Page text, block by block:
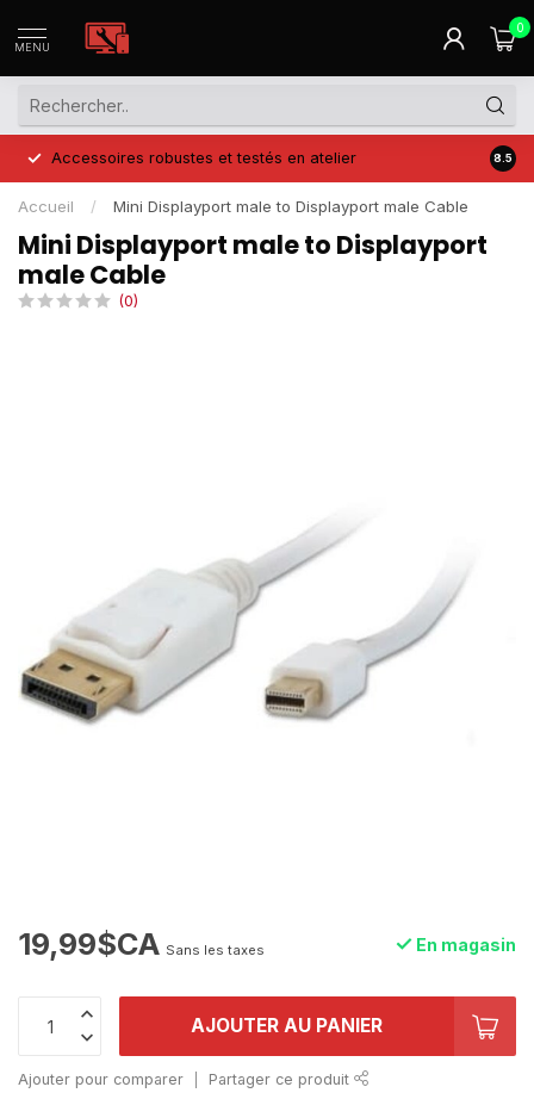
MENU
0
Accessoires robustes et testés en atelier Prix
8.5
Accueil / Mini Displayport male to Displayport male Cable
Mini Displayport male to Displayport
male Cable
(0)
19,99$CA Sans les taxes En magasin
AJOUTER AU PANIER
Ajouter pour comparer Partager ce produit